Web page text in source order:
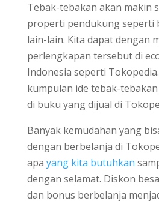
Tebak-tebakan akan makin
properti pendukung seperti
lain-lain. Kita dapat dengan
perlengkapan tersebut di
Indonesia seperti
kumpulan ide tebak-
di buku yang dijual di
Banyak kemudahan yang
dengan berbelanja di
apa yang kita butuhkan
dengan selamat. Diskon
dan bonus berbelanja